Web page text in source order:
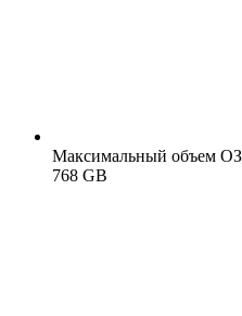
Максимальный объем
768 GB